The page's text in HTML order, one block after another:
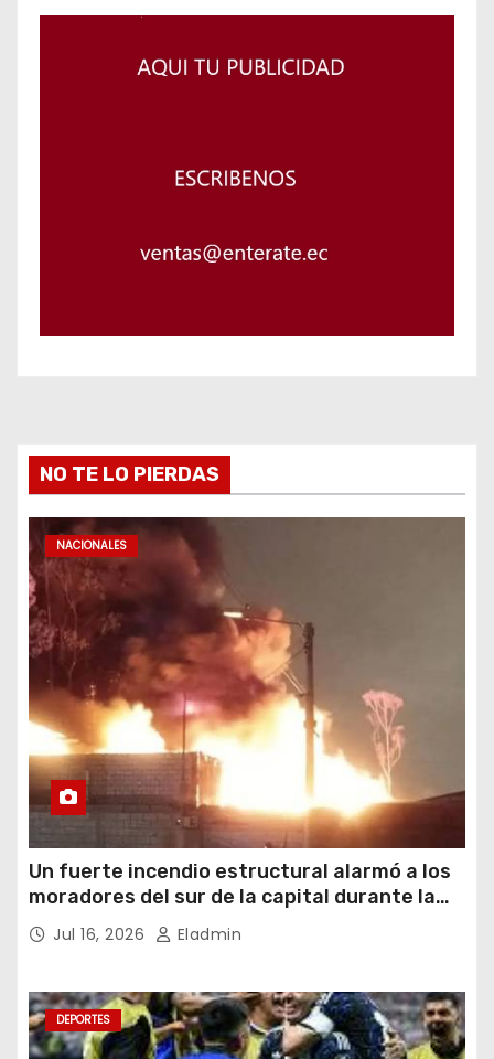
NO TE LO PIERDAS
NACIONALES
Un fuerte incendio estructural alarmó a los
moradores del sur de la capital durante la
noche del miércoles 15 de julio de 2026
Jul 16, 2026 Eladmin
DEPORTES